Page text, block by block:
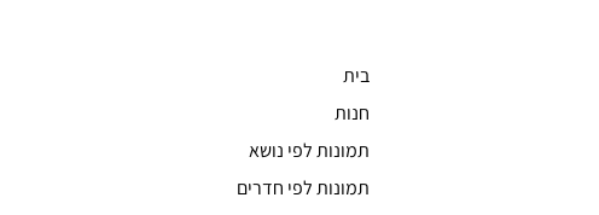
בית
חנות
תמונות לפי נושא
תמונות לפי חדרים